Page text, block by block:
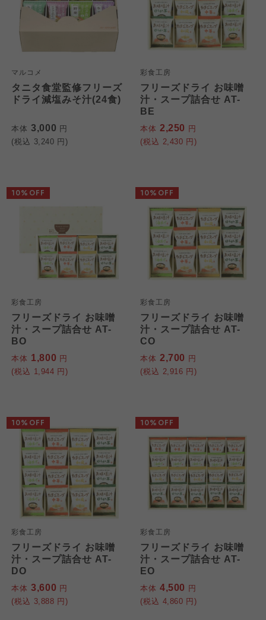
マルコメ
タニタ食堂監修フリーズ
ドライ減塩みそ汁(24食)
本体 3,000 円
(税込 3,240 円)
彩食工房
フリーズドライ お味噌
汁・スープ詰合せ AT-
BE
本体 2,250 円
(税込 2,430 円)
彩食工房
フリーズドライ お味噌
汁・スープ詰合せ AT-
BO
本体 1,800 円
(税込 1,944 円)
10%OFF
彩食工房
フリーズドライ お味噌
汁・スープ詰合せ AT-
CO
本体 2,700 円
(税込 2,916 円)
10%OFF
彩食工房
フリーズドライ お味噌
汁・スープ詰合せ AT-
DO
本体 3,600 円
(税込 3,888 円)
10%OFF
彩食工房
フリーズドライ お味噌
汁・スープ詰合せ AT-
EO
本体 4,500 円
(税込 4,860 円)
10%OFF